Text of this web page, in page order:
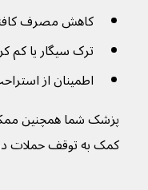
کاهش مصرف
ترک سیگار یا کم
اطمینان از
کمک به توقف حملات